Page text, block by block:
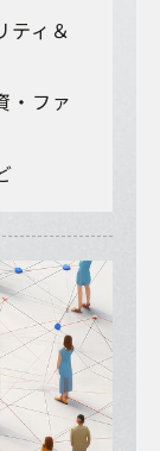
ティ＆
・ファ